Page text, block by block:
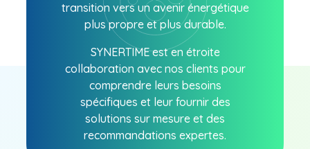
transition vers un avenir énergétique
plus propre et plus durable.
SYNERTIME est en étroite
collaboration avec nos clients pour
comprendre leurs besoins
spécifiques et leur fournir des
solutions sur mesure et des
recommandations expertes.